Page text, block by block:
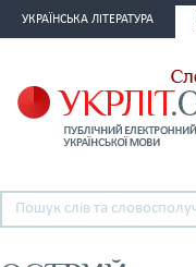
УКРАЇНСЬКА ЛІТЕРАТУРА